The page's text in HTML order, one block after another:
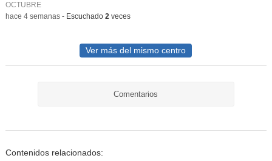
OCTUBRE
-hace 4 semanas- Escuchado 2veces
Ver más del mismo centro
Comentarios
Contenidos relacionados: